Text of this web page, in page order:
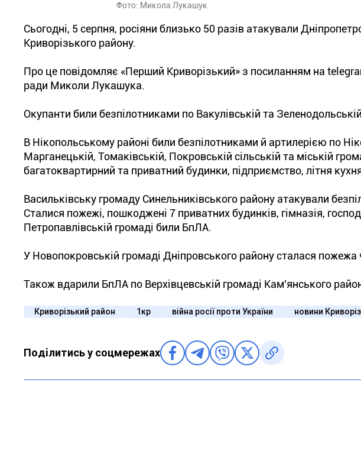
Фото: Микола Лукашук
Сьогодні, 5 серпня, росіяни близько 50 разів атакували
Криворізького району.
Про це повідомляє «Перший Криворізький» з посиланням на
ради Миколи Лукашука.
Окупанти били безпілотниками по Вакулівській та
В Нікопольському районі били безпілотниками й артилерією по
Марганецькій, Томаківській, Покровській сільській та міській
багатоквартирний та приватний будинки, підприємство, літня
Васильківську громаду Синельниківського району атакували
Сталися пожежі, пошкоджені 7 приватних будинків, гімназія,
Петропавлівській громаді били БпЛА.
У Новопокровській громаді Дніпровського району сталася пожежа
Також вдарили БпЛА по Верхівцевській громаді Кам'янського
Криворізький район 1кр війна росії проти України новини
Поділитись у соцмережах